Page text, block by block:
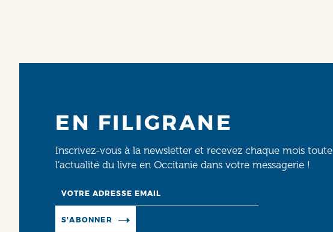
EN FILIGRANE
Inscrivez-vous à la newsletter et recevez chaque mois toute
l’actualité du livre en Occitanie dans votre messagerie !
S'ABONNER